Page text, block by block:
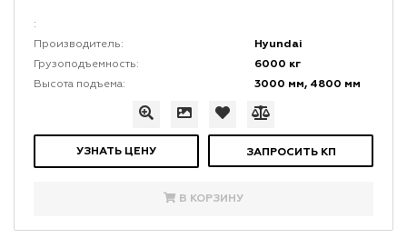
:
Производитель:
Hyundai
Грузоподъемность: 6000 кг
Высота подъема: 3000 мм, 4800 мм
УЗНАТЬ ЦЕНУ ЗАПРОСИТЬ КП
В КОРЗИНУ